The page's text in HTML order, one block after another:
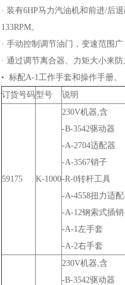
· 装有6HP马力汽油机和前进/后
133RPM。
· 手动控制调节油门，变速范围
· 通过调节离合器、力矩大小来防
• 标配A-1工作手套和操作手册。
订货号码型号 说明
59175 K-1000
230V机器,含
-B-3542驱动器
-A-2704适配器
-A-3567销子
-R-0转杆工具
-A-4558扭力适配
-A-12钢索式插销
-A-1左手套
-A-2右手套
230V机器,含
-B-3542驱动器